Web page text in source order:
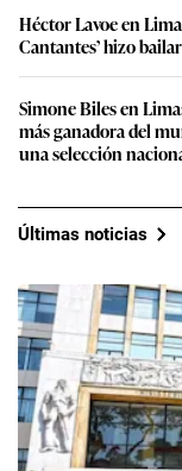
Héctor Lavoe en
Cantantes’ hizo
Simone Biles en
más ganadora del
una selección
Últimas noticias